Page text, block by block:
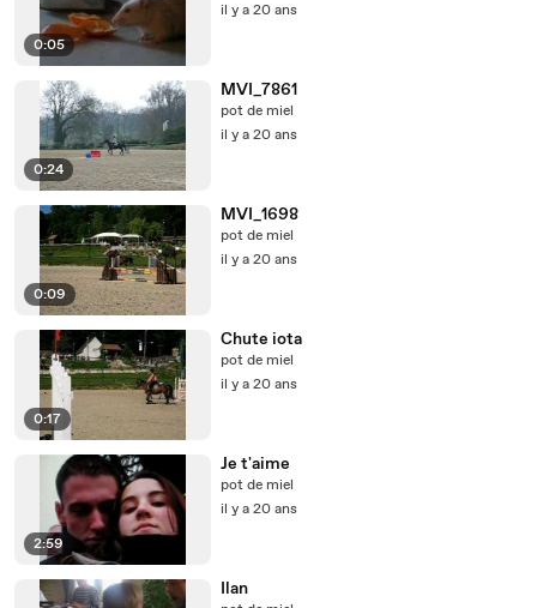
0:05
il y a 20 ans
0:24
MVI_7861
pot de miel
il y a 20 ans
0:09
MVI_1698
pot de miel
il y a 20 ans
0:17
Chute iota
pot de miel
il y a 20 ans
2:59
Je t'aime
pot de miel
il y a 20 ans
Ilan